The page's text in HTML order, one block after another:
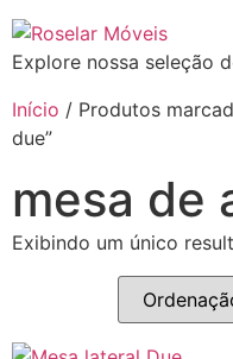
Explore nossa seleção
Início / Produtos
due”
mesa de
Exibindo um único